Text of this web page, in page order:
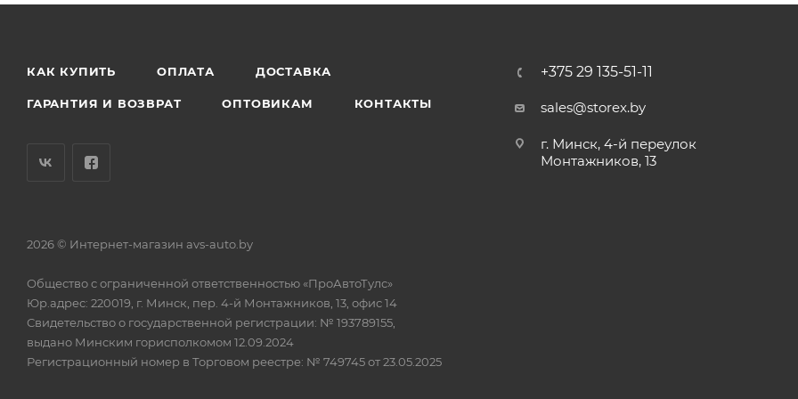
КАК КУПИТЬ ОПЛАТА ДОСТАВКА
ГАРАНТИЯ И ВОЗВРАТ ОПТОВИКАМ КОНТАКТЫ
+375 29 135-51-11
sales@storex.by
г. Минск, 4-й переулок
Монтажников, 13
2026 © Интернет-магазин avs-auto.by
Общество с ограниченной ответственностью «ПроАвтоТулс»
Юр.адрес: 220019, г. Минск, пер. 4-й Монтажников, 13, офис 14
Свидетельство о государственной регистрации: № 193789155,
выдано Минским горисполкомом 12.09.2024
Регистрационный номер в Торговом реестре: № 749745 от 23.05.2025